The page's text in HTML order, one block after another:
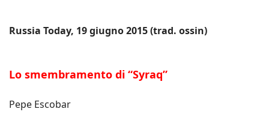
Russia Today, 19 giugno 2015 (trad. ossin)
Lo smembramento di “Syraq”
Pepe Escobar